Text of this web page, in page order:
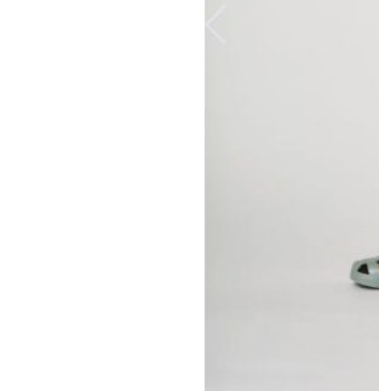
Predchádzajúca